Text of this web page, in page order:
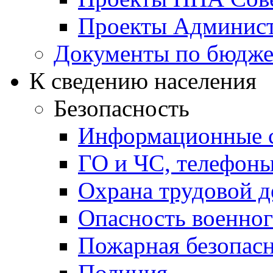
Проекты
Документы по
К сведению населения
Безопасность
Информационные
ГО и ЧС,
Охрана трудовой
Опасность
Пожарная